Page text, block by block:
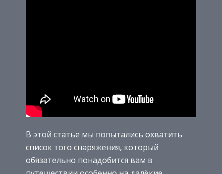
В этой статье мы попытались охватить
список того снаряжения, который
обязательно понадобится вам в